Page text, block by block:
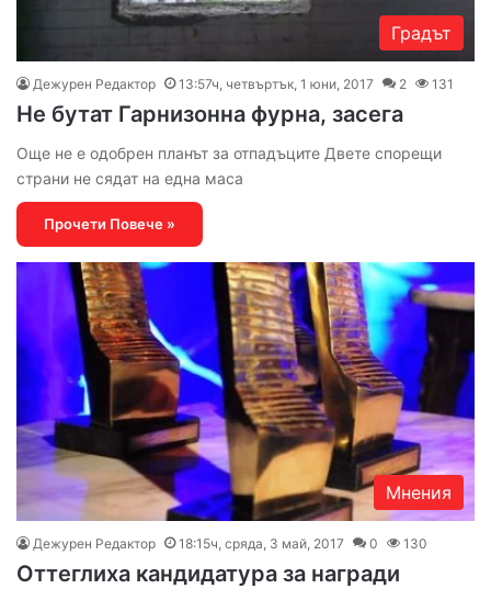
Градът
Дежурен Редактор 13:57ч, четвъртък, 1 юни, 2017 2 131
Не бутат Гарнизонна фурна, засега
Още не е одобрен планът за отпадъците Двете спорещи
страни не сядат на една маса
Прочети Повече »
Мнения
Дежурен Редактор 18:15ч, сряда, 3 май, 2017 0 130
Оттеглиха кандидатура за награди